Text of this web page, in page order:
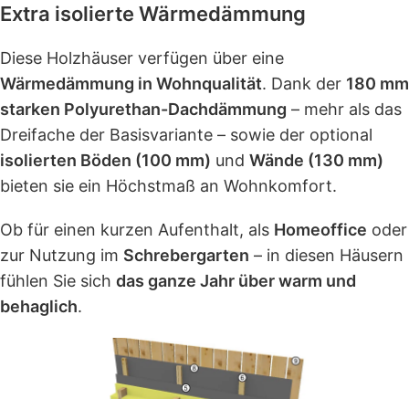
Extra isolierte Wärmedämmung
Diese Holzhäuser verfügen über eine
Wärmedämmung in Wohnqualität. Dank der 180 mm
starken Polyurethan-Dachdämmung – mehr als das
Dreifache der Basisvariante – sowie der optional
isolierten Böden (100 mm) und Wände (130 mm)
bieten sie ein Höchstmaß an Wohnkomfort.
Ob für einen kurzen Aufenthalt, als Homeoffice oder
zur Nutzung im Schrebergarten – in diesen Häusern
fühlen Sie sich das ganze Jahr über warm und
behaglich.